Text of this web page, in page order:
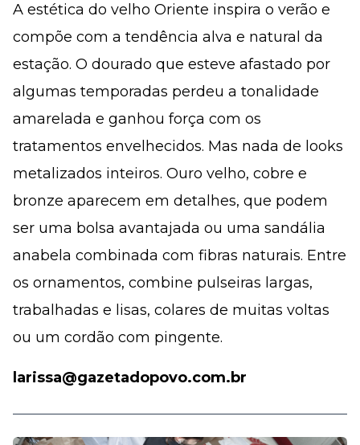
A estética do velho Oriente inspira o verão e
compõe com a tendência alva e natural da
estação. O dourado que esteve afastado por
algumas temporadas perdeu a tonalidade
amarelada e ganhou força com os
tratamentos envelhecidos. Mas nada de looks
metalizados inteiros. Ouro velho, cobre e
bronze aparecem em detalhes, que podem
ser uma bolsa avantajada ou uma sandália
anabela combinada com fibras naturais. Entre
os ornamentos, combine pulseiras largas,
trabalhadas e lisas, colares de muitas voltas
ou um cordão com pingente.
larissa@gazetadopovo.com.br